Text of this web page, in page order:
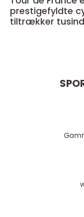
prestigefyldte
tiltrækker